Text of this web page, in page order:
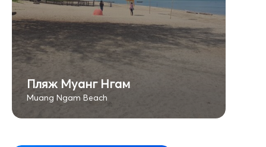
Пляж Муанг Нгам
Muang Ngam Beach